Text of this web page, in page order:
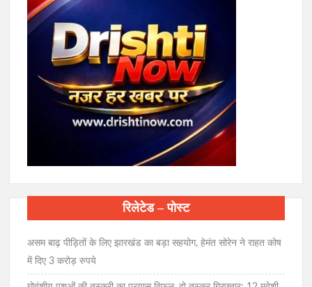
रिलेटेड – पोस्ट
असम बाढ़ पीड़ितों के लिए झारखंड का बड़ा सहयोग, हेमंत सोरेन ने राहत कोष
में दिए 3 करोड़ रुपये